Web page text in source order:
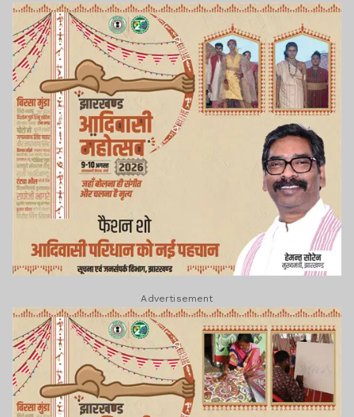
Advertisement